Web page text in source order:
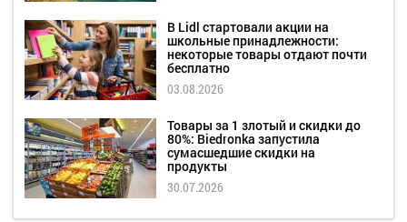
В Lidl стартовали акции на
школьные принадлежности:
некоторые товары отдают почти
бесплатно
03.08.2026
Товары за 1 злотый и скидки до
80%: Biedronka запустила
сумасшедшие скидки на
продукты
30.07.2026